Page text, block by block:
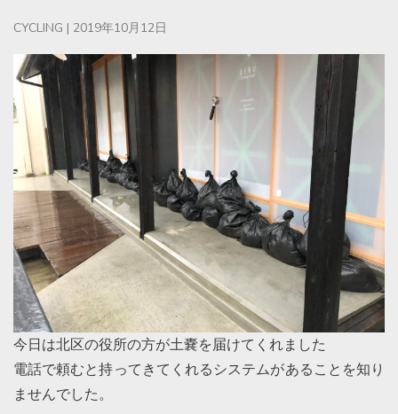
CYCLING | 2019年10月12日
今日は北区の役所の方が土嚢を届けてくれました
電話で頼むと持ってきてくれるシステムがあることを知り
ませんでした。